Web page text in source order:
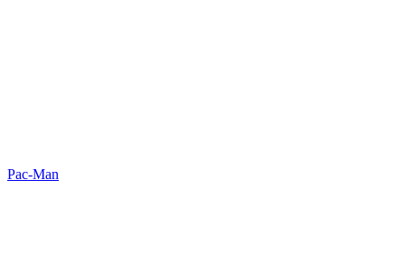
Pac-Man